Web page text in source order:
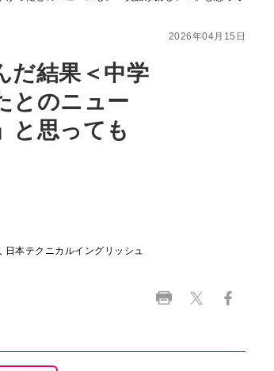
2026年04月15日
だ結果＜中学
とのニュー
と思っても
本テクニカルイングリッシュ